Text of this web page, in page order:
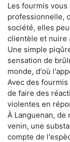
Les fourmis
professionnelle,
société, elles
clientèle et nuire
Une simple
sensation de
monde, d'où
Avec des
de faire des
violentes en
À Languenan,
venin, une
compte de